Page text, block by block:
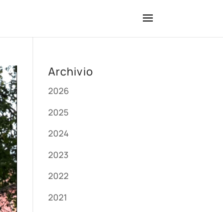
Archivio
2026
2025
2024
2023
2022
2021